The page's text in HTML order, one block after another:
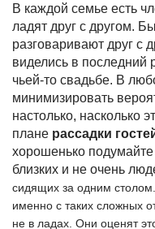
В каждой семье есть
ладят друг с другом.
разговаривают друг с
виделись в последний
чьей-то свадьбе. В
минимизировать
настолько, насколько
плане рассадки
хорошенько
близких и не очень
сидящих за одним
именно с таких сложных
не в ладах. Они оценят